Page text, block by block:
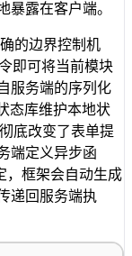
暴露在客户端。
的边界控制机
即可将当前模块
服务端的序列化
态库维护本地状
底改变了表单提
端定义异步函
，框架会自动生成
递回服务端执